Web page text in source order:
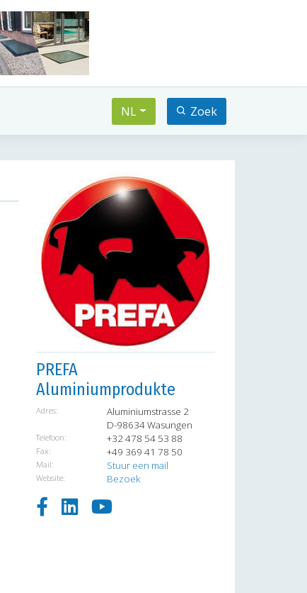
NL Zoek
PREFA
Aluminiumprodukte
Adres:
Aluminiumstrasse 2
D-98634 Wasungen
Telefoon: +32 478 54 53 88
Fax: +49 369 41 78 50
Mail: Stuur een mail
Website: Bezoek